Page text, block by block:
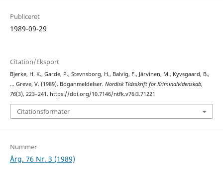
Publiceret
1989-09-29
Citation/Eksport
Bjerke, H. K., Garde, P., Stevnsborg, H., Balvig, F., Järvinen, M., Kyvsgaard, B.,
… Greve, V. (1989). Boganmeldelser. Nordisk Tidsskrift for Kriminalvidenskab,
76(3), 223–241. https://doi.org/10.7146/ntfk.v76i3.71221
Citationsformater
Nummer
Årg. 76 Nr. 3 (1989)